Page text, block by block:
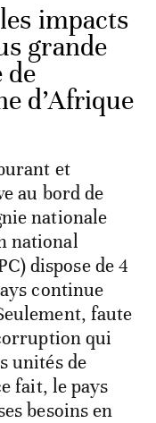
impacts
grande
de
d’Afrique
et
au bord de
nationale
national
dispose de 4
continue
faute
qui
unités de
fait, le pays
besoins en